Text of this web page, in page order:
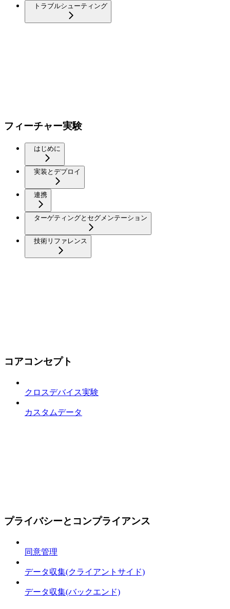
トラブルシューティング
フィーチャー実験
はじめに
実装とデプロイ
連携
ターゲティングとセグメンテーション
技術リファレンス
コアコンセプト
クロスデバイス実験
カスタムデータ
プライバシーとコンプライアンス
同意管理
データ収集(クライアントサイド)
データ収集(バックエンド)